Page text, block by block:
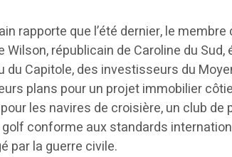
rapporte que l’été dernier, le membre
républicain de Caroline du
du Capitole, des investisseurs du
plans pour un projet immobilier
les navires de croisière, un club de
conforme aux standards
par la guerre civile.